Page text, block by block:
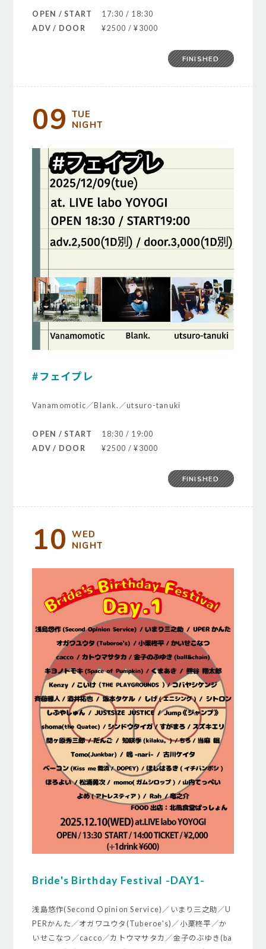
OPEN / START
17:30 / 18:30
ADV / DOOR
¥2500 / ¥3000
FINISHED
09 TUE
NIGHT
#フェイプレ
Vanamomotic／Blank.／utsuro-tanuki
OPEN / START
18:30 / 19:00
ADV / DOOR
¥2500 / ¥3000
FINISHED
10 WED
NIGHT
Bride's Birthday Festival -DAY1-
浅島悠作(Second Opinion Service)／いまり三之助／U
PERかんた／オガワユウタ(Tuberoe's)／小栗柊平／か
いせこなつ／cacco／カトウマサタカ／金子のぶゆき(ba